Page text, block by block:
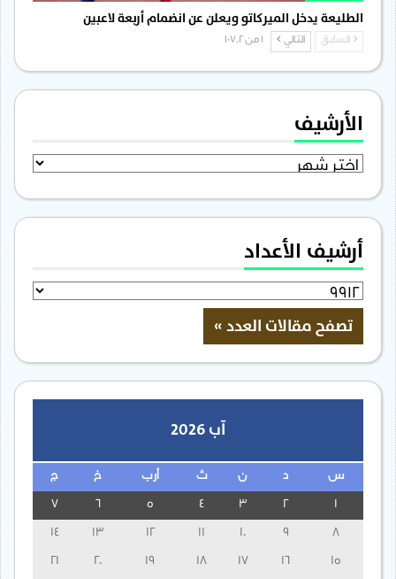
الطليعة يدخل الميركاتو ويعلن عن انضمام أربعة لاعبين
السابق التالي
الأرشيف
الأرشيف
أرشيف الأعداد
آب 2026
س ن ث أرب خ ج
3
13
14
15
16
17
18
19
20
21